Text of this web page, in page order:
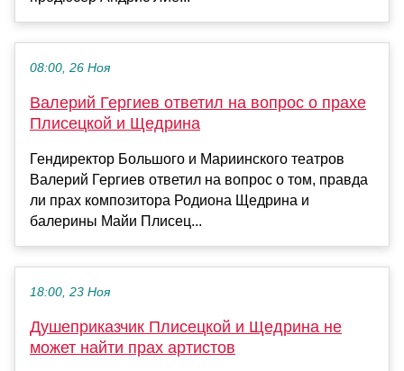
08:00, 26 Ноя
Валерий Гергиев ответил на вопрос о прахе
Плисецкой и Щедрина
Гендиректор Большого и Мариинского театров
Валерий Гергиев ответил на вопрос о том, правда
ли прах композитора Родиона Щедрина и
балерины Майи Плисец...
18:00, 23 Ноя
Душеприказчик Плисецкой и Щедрина не
может найти прах артистов